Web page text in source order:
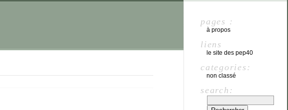
pages :
à propos
liens
le site des pep40
categories:
non classé
search: